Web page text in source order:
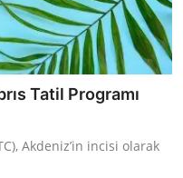
Tatil Programı
Akdeniz’in incisi olarak